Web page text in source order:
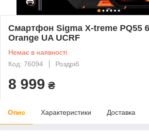
Смартфон Sigma X-treme PQ55
Orange UA UCRF
Немає в наявності
Код: 76094
Роздріб
8 999 ₴
Опис Характеристики Доставка